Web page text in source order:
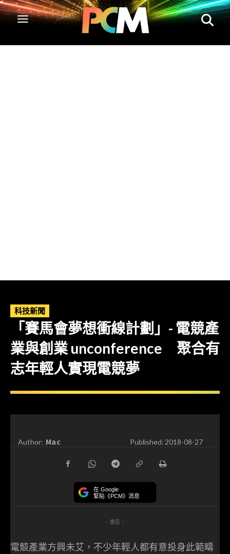
科技新聞
「賽馬會夢想衝線計劃」- 電競產
業與創業 unconference 聚合有
志年輕人實現電競夢
Author: Mac Published:2018-08-27
在 Google
緊貼《PCM》消息
- 廣告 -
電競產業方興未艾，不少年輕人都有意投身此範疇